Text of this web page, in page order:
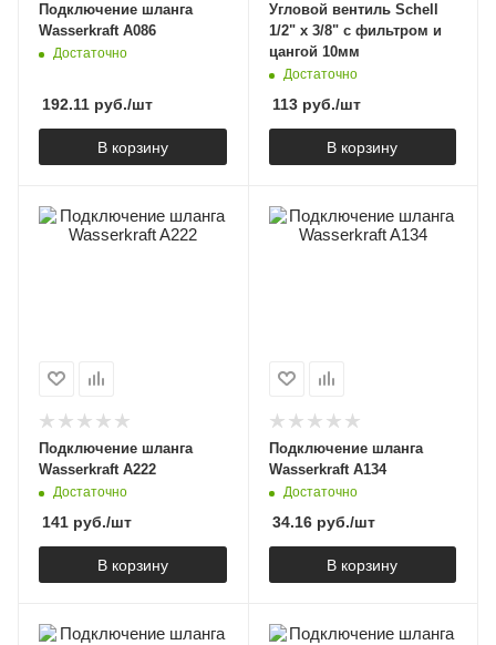
Подключение шланга
Wasserkraft A086
Достаточно
192.11 руб./шт
В корзину
Угловой вентиль Schell
1/2" x 3/8" c фильтром и
цангой 10мм
Достаточно
113руб./шт
В корзину
Подключение шланга
Wasserkraft A222
Достаточно
141 руб./шт
В корзину
Подключение шланга
Wasserkraft A134
Достаточно
34.16руб./шт
В корзину